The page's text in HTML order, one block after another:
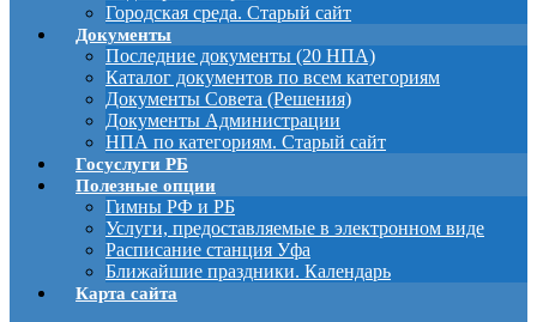
Городская среда. Старый сайт
Документы
Последние документы (20 НПА)
Каталог документов по всем категориям
Документы Совета (Решения)
Документы Администрации
НПА по категориям. Старый сайт
Госуслуги РБ
Полезные опции
Гимны РФ и РБ
Услуги, предоставляемые в электронном виде
Расписание станция Уфа
Ближайшие праздники. Календарь
Карта сайта